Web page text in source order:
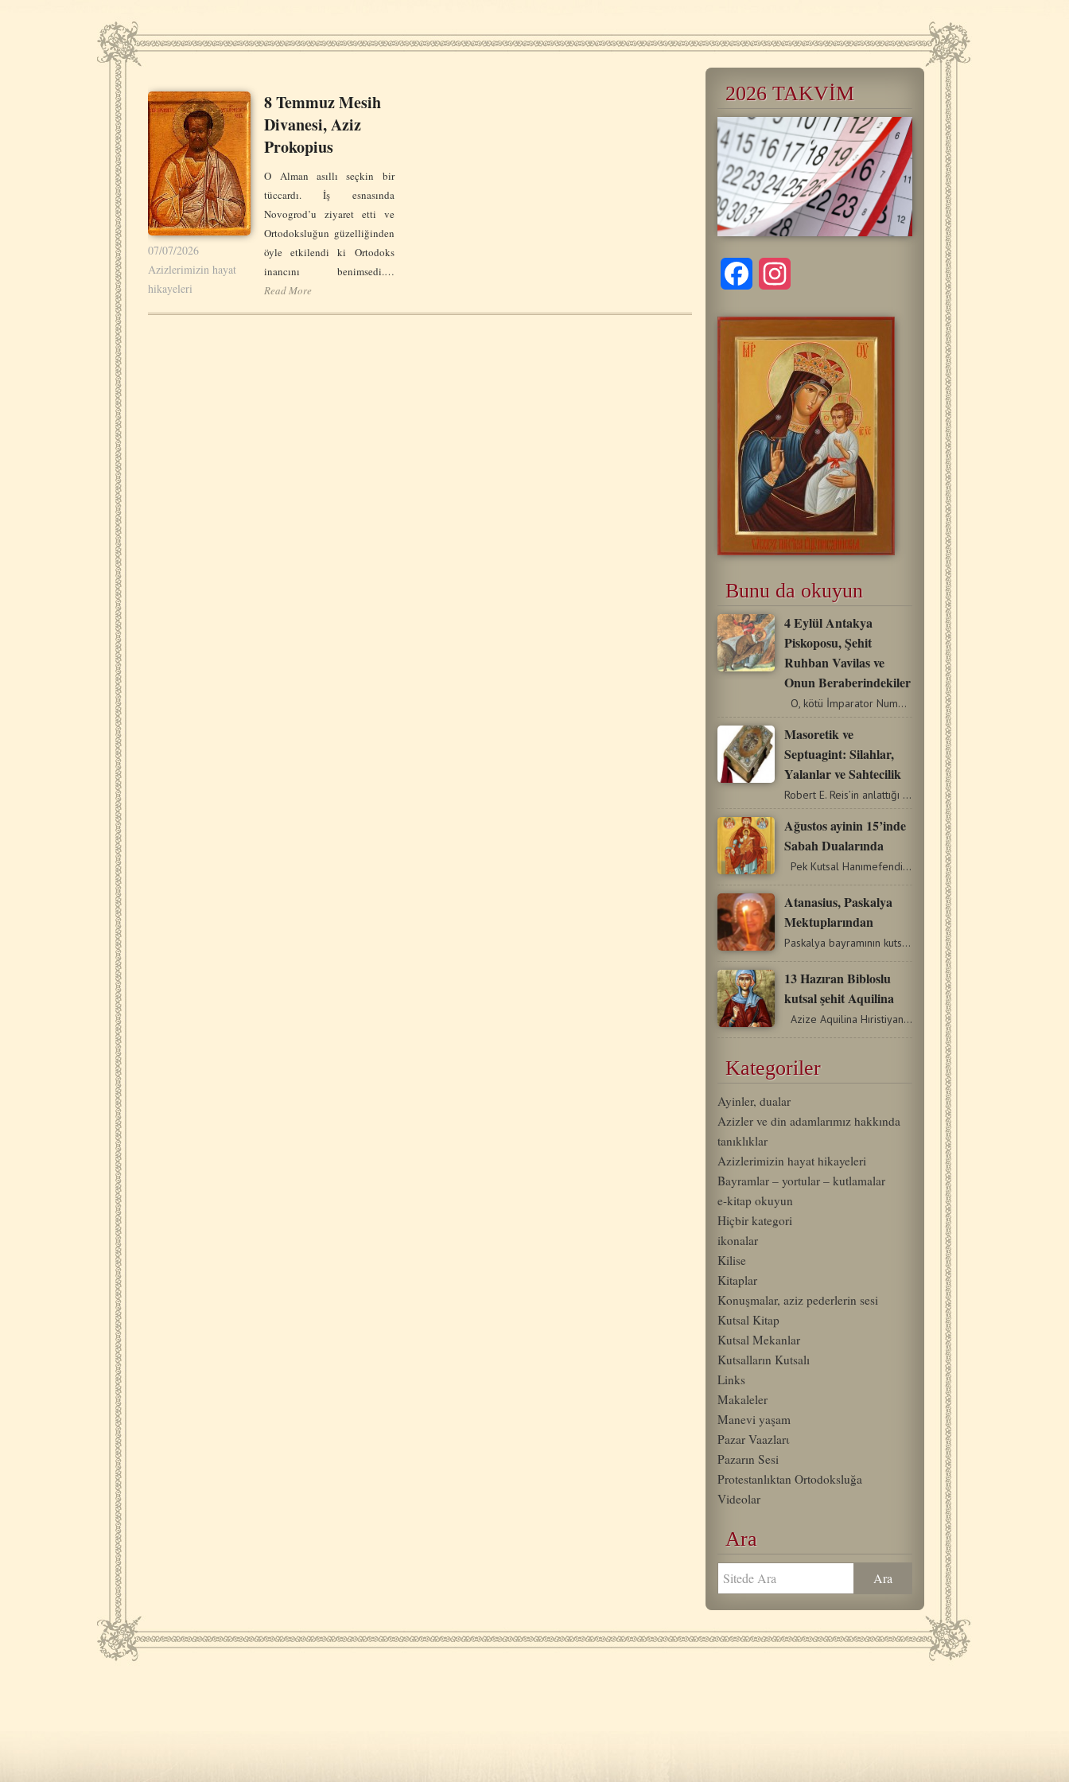
07/07/2026
Azizlerimizin hayat
hikayeleri
8 Temmuz Mesih
Divanesi, Aziz
Prokopius
O Alman asıllı seçkin bir
tüccardı. İş esnasında
Novogrod’u ziyaret etti ve
Ortodoksluğun güzelliğinden
öyle etkilendi ki Ortodoks
inancını benimsedi.…
Read More
2026 TAKVİM
Facebook
Bunu da okuyun
4 Eylül Antakya
Piskoposu, Şehit
Ruhban Vavilas ve
Onun Beraberindekiler
O, kötü İmparator Numerian’ın zamanında Antakya…
Masoretik ve
Septuagint: Silahlar,
Yalanlar ve Sahtecilik
Robert E. Reis’in anlattığı bir Kutsal Kitap Öyküsü…
Ağustos ayinin 15’inde
Sabah Dualarında
Pek Kutsal Hanımefendimiz Tanrıdoğuran ve Sonsuza…
Atanasius, Paskalya
Mektuplarından
Paskalya bayramının kutsal-gizemsel etkisi bizi tek bir topluluğun…
13 Hazıran Bibloslu
kutsal şehit Aquilina
Azize Aquilina Hıristiyan bir ailede doğdu ve henüz…
Kategoriler
Ayinler, dualar
Azizler ve din adamlarımız hakkında
tanıklıklar
Azizlerimizin hayat hikayeleri
Bayramlar – yortular – kutlamalar
e-kitap okuyun
Hiçbir kategori
ikonalar
Kilise
Kitaplar
Konuşmalar, aziz pederlerin sesi
Kutsal Kitap
Kutsal Mekanlar
Kutsalların Kutsalı
Links
Makaleler
Manevi yaşam
Pazar Vaazlarι
Pazarın Sesi
Protestanlıktan Ortodoksluğa
Videolar
Ara